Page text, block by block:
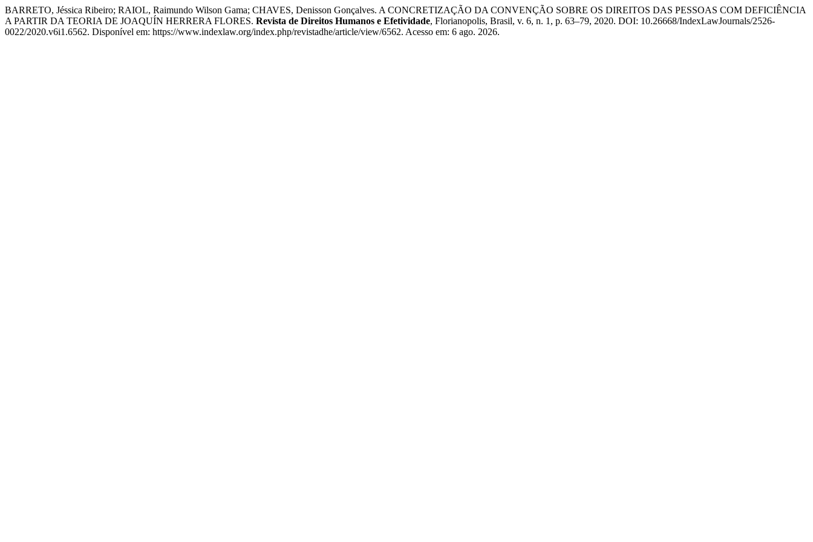
BARRETO, Jéssica Ribeiro; RAIOL, Raimundo Wilson Gama; CHAVES, Denisson Gonçalves. A CONCRETIZAÇÃO DA CONVENÇÃO SOBRE OS DIREITOS DAS PESSOAS COM DEFICIÊNCIA
A PARTIR DA TEORIA DE JOAQUÍN HERRERA FLORES. Revista de Direitos Humanos e Efetividade, Florianopolis, Brasil, v. 6, n. 1, p. 63–79, 2020. DOI: 10.26668/IndexLawJournals/2526-
0022/2020.v6i1.6562. Disponível em: https://www.indexlaw.org/index.php/revistadhe/article/view/6562. Acesso em: 6 ago. 2026.